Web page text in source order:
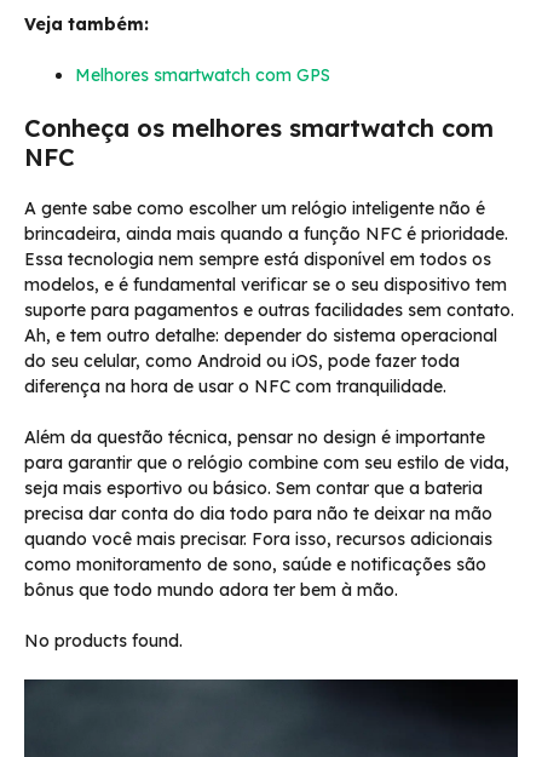
Veja também:
Melhores smartwatch com GPS
Conheça os melhores smartwatch com
NFC
A gente sabe como escolher um relógio inteligente não é
brincadeira, ainda mais quando a função NFC é prioridade.
Essa tecnologia nem sempre está disponível em todos os
modelos, e é fundamental verificar se o seu dispositivo tem
suporte para pagamentos e outras facilidades sem contato.
Ah, e tem outro detalhe: depender do sistema operacional
do seu celular, como Android ou iOS, pode fazer toda
diferença na hora de usar o NFC com tranquilidade.
Além da questão técnica, pensar no design é importante
para garantir que o relógio combine com seu estilo de vida,
seja mais esportivo ou básico. Sem contar que a bateria
precisa dar conta do dia todo para não te deixar na mão
quando você mais precisar. Fora isso, recursos adicionais
como monitoramento de sono, saúde e notificações são
bônus que todo mundo adora ter bem à mão.
No products found.